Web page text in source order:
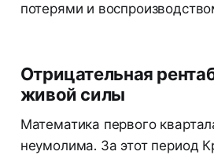
потерями и
Отрицательная
живой силы
Математика первого
неумолима. За этот период